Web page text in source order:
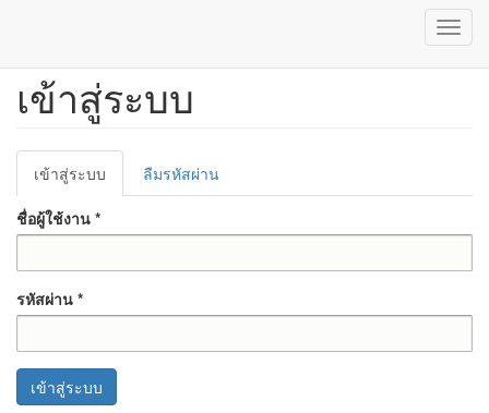
เนื้อหา
เข้าสู่ระบบ
Primary
tabs
เข้าสู่ระบบ
ปัจจุบัน)
ลืมรหัสผ่าน
ชื่อผู้ใช้งาน *
รหัสผ่าน *
เข้าสู่ระบบ